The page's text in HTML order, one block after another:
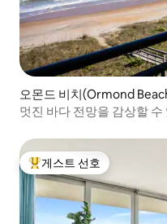
오몬드 비치(Ormond
멋진 바다 전망을 감상할
상위 게스트 선호
게스트 선호